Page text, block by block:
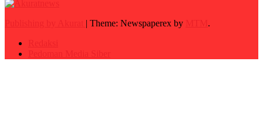
Theme: Newspaperex by
.